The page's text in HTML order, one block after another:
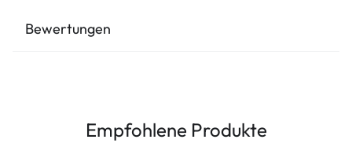
Bewertungen
Empfohlene Produkte